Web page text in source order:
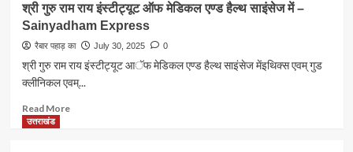
जायेगा।
–
Sainyadham
रू.
615
करोड़
योजनाएं
स्वीकृत
Sainyadham
प्रोटेक्शन
फोर्स
में
अग्निवीरों
की
होगी
श्री गुरु राम राय इंस्टीट्यूट ऑफ मेडिकल एण्ड हैल्थ साइंसेज में –
Sainyadham Express
रैबार पहाड़ का July 30, 2025 0
श्री गुरु राम राय इंस्टीट्यूट आॅफ मेडिकल एण्ड हैल्थ साइंसेज मेंइथिक्स एवम् गुड
क्लीनिकल एवम्...
Read MoreRead
उत्तराखंड